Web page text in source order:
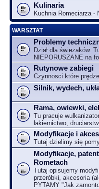
Kulinaria
Kuchnia Romeciarza -
WARSZTAT
Problemy
Dział dla świeżaków.
NIEPORUSZANE na
Rutynowe zabiegi
Czynnosci które
Silnik, wydech,
Rama, owiewki,
Tu pracuje
lakiernictwo,
Modyfikacje i
Tutaj dzielimy się
Modyfikacje,
Rometach
Tutaj opisujemy
przeróbki, akcesoria
PYTAMY "Jak